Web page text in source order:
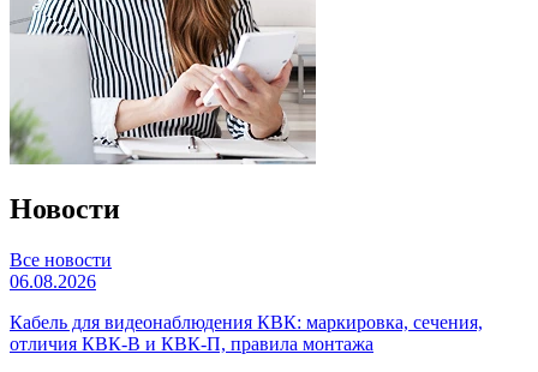
Новости
Все новости
06.08.2026
Кабель для видеонаблюдения КВК: маркировка, сечения,
отличия КВК-В и КВК-П, правила монтажа